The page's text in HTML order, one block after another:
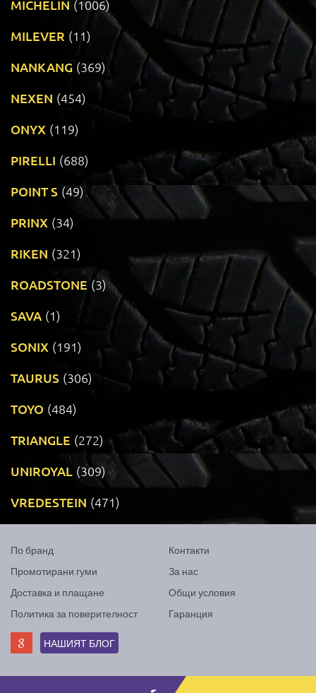
MICHELIN (1006)
MILEVER (11)
NANKANG (369)
NEXEN (454)
ONYX (119)
PIRELLI (688)
POINT S (49)
PRINX (34)
RIKEN (321)
ROADSTONE (3)
SAVA (1)
SONIX (191)
TAURUS (306)
TOYO (484)
TRIANGLE (272)
UNIROYAL (309)
VREDESTEIN (471)
По бранд
Промотирани гуми
Доставка и плащане
Политика за поверителност
Контакти
За нас
Общи условия
Гаранция
НАШИЯТ БЛОГ